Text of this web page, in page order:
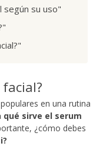
según su uso"
en una rutina
qué sirve el serum
¿cómo debes